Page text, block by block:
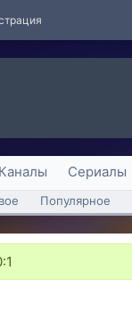
Каналы Сериалы
Популярное